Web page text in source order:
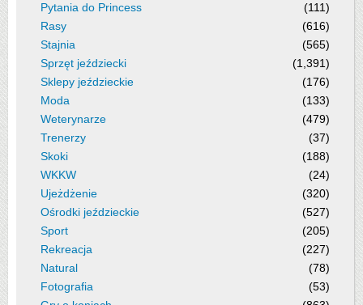
Pytania do Princess
(111)
Rasy
(616)
Stajnia
(565)
Sprzęt jeździecki
(1,391)
Sklepy jeździeckie
(176)
Moda
(133)
Weterynarze
(479)
Trenerzy
(37)
Skoki
(188)
WKKW
(24)
Ujeżdżenie
(320)
Ośrodki jeździeckie
(527)
Sport
(205)
Rekreacja
(227)
Natural
(78)
Fotografia
(53)